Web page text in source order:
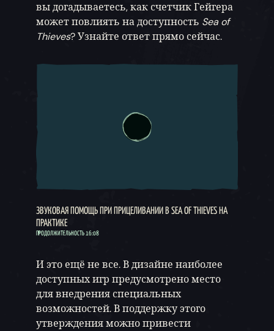
вы догадываетесь, как счетчик Гейгера
может повлиять на доступность Sea of
Thieves? Узнайте ответ прямо сейчас.
ЗВУКОВАЯ ПОМОЩЬ ПРИ ПРИЦЕЛИВАНИИ В SEA OF THIEVES НА
ПРАКТИКЕ
ПРОДОЛЖИТЕЛЬНОСТЬ 16:08
И это ещё не все. В дизайне наиболее
доступных игр предусмотрено место
для внедрения специальных
возможностей. В поддержку этого
утверждения можно привести